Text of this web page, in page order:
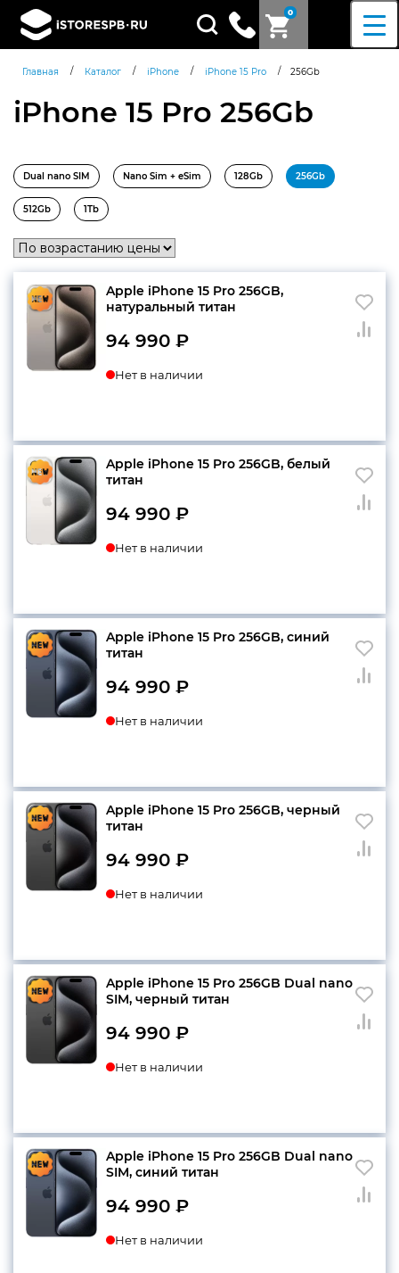
0
Поиск
товаров
Главная / Каталог / iPhone / iPhone 15 Pro / 256Gb
iPhone 15 Pro 256Gb
Dual nano SIM Nano Sim + eSim 128Gb 256Gb
512Gb 1Tb
Apple iPhone 15 Pro 256GB,
натуральный титан
94 990 ₽
Нет в наличии
Apple iPhone 15 Pro 256GB, белый
титан
94 990 ₽
Нет в наличии
Apple iPhone 15 Pro 256GB, синий
титан
94 990 ₽
Нет в наличии
Apple iPhone 15 Pro 256GB, черный
титан
94 990 ₽
Нет в наличии
Apple iPhone 15 Pro 256GB Dual nano
SIM, черный титан
94 990 ₽
Нет в наличии
Apple iPhone 15 Pro 256GB Dual nano
SIM, синий титан
94 990 ₽
Нет в наличии
конфиденциальности
+7 812 318-40-14